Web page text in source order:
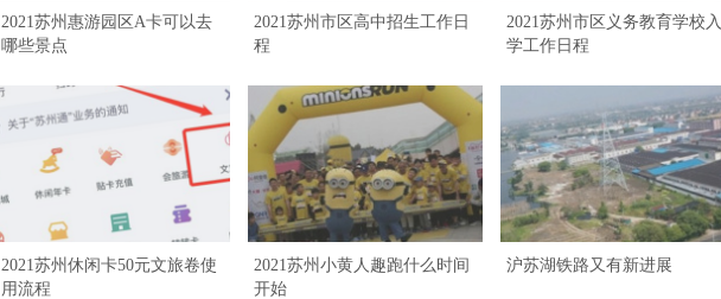
2021苏州惠游园区A卡可以去
哪些景点
2021苏州市区高中招生工作日
程
2021苏州市区义务教育学校入
学工作日程
2021苏州休闲卡50元文旅卷使
用流程
2021苏州小黄人趣跑什么时间
开始
沪苏湖铁路又有新进展